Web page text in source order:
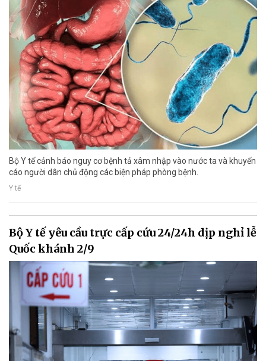
Bộ Y tế cảnh báo nguy cơ bệnh tả xâm nhập vào nước ta và khuyến
cáo người dân chủ động các biện pháp phòng bệnh.
Y tế
Bộ Y tế yêu cầu trực cấp cứu 24/24h dịp nghỉ lễ
Quốc khánh 2/9